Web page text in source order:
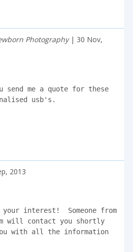
Photography| 30 Nov,
send me a quote for these
usb's.
2013
interest!  Someone from
will contact you shortly
with all the information